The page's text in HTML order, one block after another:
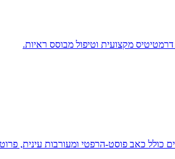
מקצועית וטיפול מבוסס ראיות.